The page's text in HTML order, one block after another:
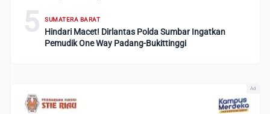
5 SUMATERA BARAT
Hindari Macet! Dirlantas Polda Sumbar Ingatkan
Pemudik One Way Padang-Bukittinggi
Ad